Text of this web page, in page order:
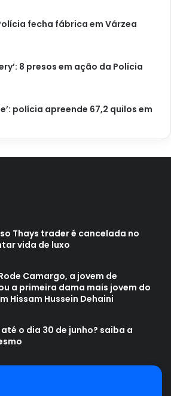
fecha fábrica em Várzea
8 presos em ação da Polícia
polícia apreende 67,2 quilos em
Thays trader é cancelada no
vida de luxo
Camargo, a jovem de
a primeira dama mais jovem do
Hissam Hussein Dehaini
o dia 30 de junho? saiba a